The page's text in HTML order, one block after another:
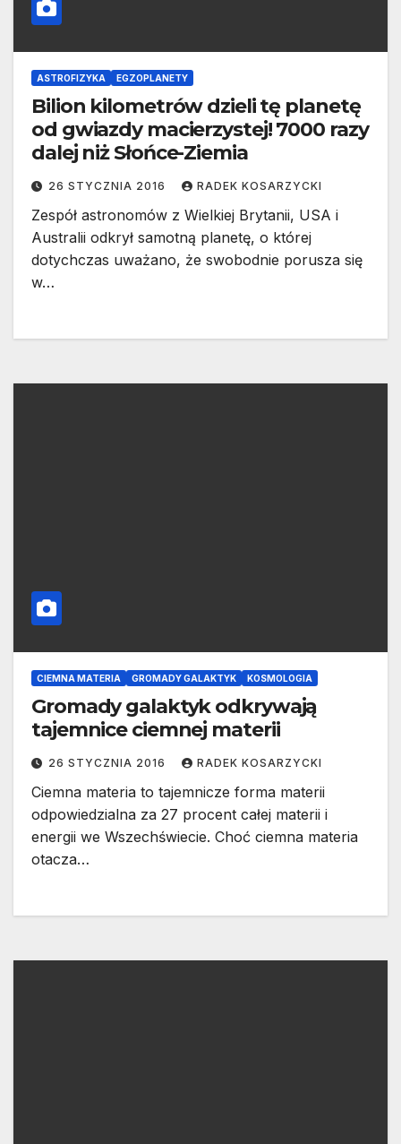
ASTROFIZYKA EGZOPLANETY
Bilion kilometrów dzieli tę planetę
od gwiazdy macierzystej! 7000 razy
dalej niż Słońce-Ziemia
26 STYCZNIA 2016 RADEK KOSARZYCKI
Zespół astronomów z Wielkiej Brytanii, USA i
Australii odkrył samotną planetę, o której
dotychczas uważano, że swobodnie porusza się
w…
CIEMNA MATERIA GROMADY GALAKTYK KOSMOLOGIA
Gromady galaktyk odkrywają
tajemnice ciemnej materii
26 STYCZNIA 2016 RADEK KOSARZYCKI
Ciemna materia to tajemnicze forma materii
odpowiedzialna za 27 procent całej materii i
energii we Wszechświecie. Choć ciemna materia
otacza…